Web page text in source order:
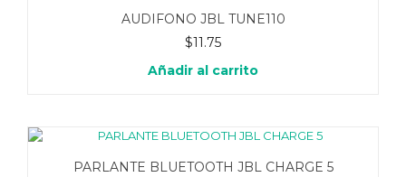
AUDIFONO JBL TUNE110
$11.75
Añadir al carrito
PARLANTE BLUETOOTH JBL CHARGE 5